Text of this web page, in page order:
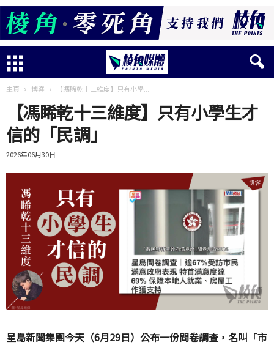
主頁 博客 【馮睎乾十三維度】只有小學...
【馮睎乾十三維度】只有小學生才
信的「民調」
2026年06月30日
星島新聞集團今天（6月29日）公布一份問卷調查，名叫「市